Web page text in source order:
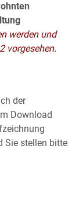
werden und
vorgesehen.
der
Download
Sie stellen bitte